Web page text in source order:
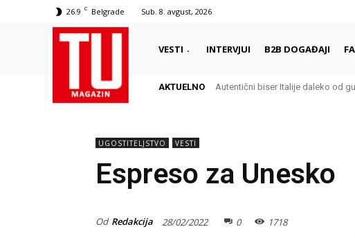
26.9 C Belgrade Sub. 8. avgust, 2026
VESTI INTERVJUI B2B DOGAĐAJI
AKTUELNO Autentični biser Italije daleko od
UGOSTITELJSTVO VESTI
Espreso za Unesko
Od Redakcija 28/02/2022 0 1718